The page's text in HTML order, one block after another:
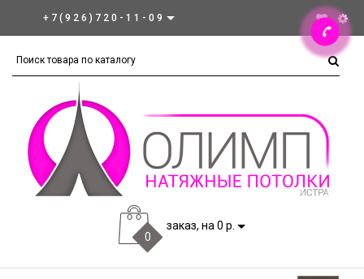
+7(926)720-11-09
0
заказ, на 0 р.